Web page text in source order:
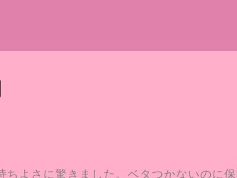
ちよさに驚きました。ベタつかないのに